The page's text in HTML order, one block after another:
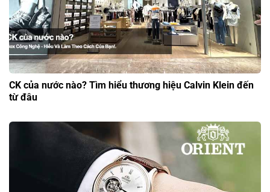
CK của nước nào? Tìm hiểu thương hiệu Calvin Klein đến
từ đâu